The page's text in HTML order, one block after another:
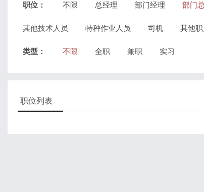
职位： 不限 总经理 部门经理 部门
其他技术人员 特种作业人员 司机 其他
类型： 不限 全职 兼职 实习
职位列表